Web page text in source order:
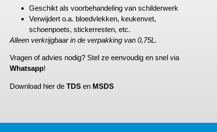
Geschikt als voorbehandeling van schilderwerk
Verwijdert o.a. bloedvlekken, keukenvet,
schoenpoets, stickerresten, etc.
Alleen verkrijgbaar in de verpakking van 0,75L.
Vragen of advies nodig? Stel ze eenvoudig en snel via
Whatsapp!
Download hier de TDS en MSDS